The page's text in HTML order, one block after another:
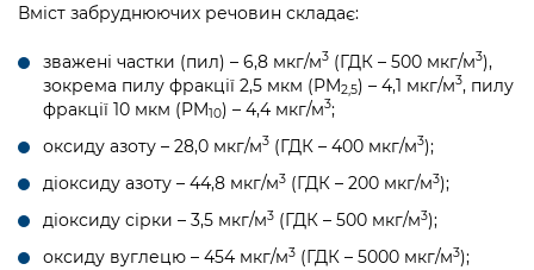
Вміст забруднюючих речовин складає:
зважені частки (пил) – 6,8 мкг/м3 (ГДК – 500 мкг/м3),
зокрема пилу фракції 2,5 мкм (PM2,5) – 4,1 мкг/м3, пилу
фракції 10 мкм (PM10) – 4,4 мкг/м3;
оксиду азоту – 28,0 мкг/м3 (ГДК – 400 мкг/м3);
діоксиду азоту – 44,8 мкг/м3 (ГДК – 200 мкг/м3);
діоксиду сірки – 3,5 мкг/м3 (ГДК – 500 мкг/м3);
оксиду вуглецю – 454 мкг/м3 (ГДК – 5000 мкг/м3);